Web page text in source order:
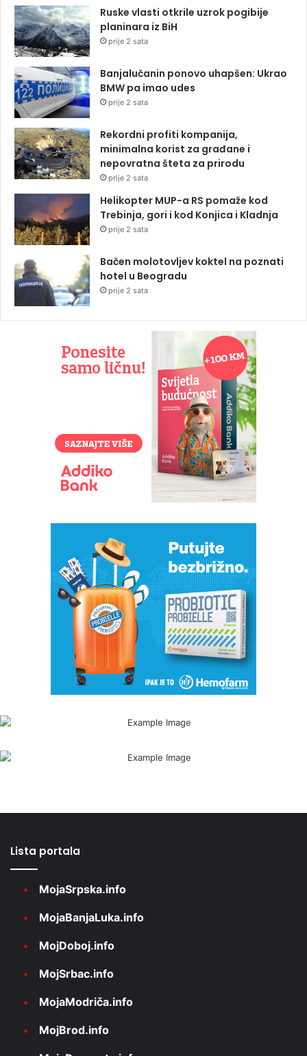
Ruske vlasti otkrile uzrok pogibije
planinara iz BiH
prije 2 sata
Banjalučanin ponovo uhapšen: Ukrao
BMW pa imao udes
prije 2 sata
Rekordni profiti kompanija,
minimalna korist za građane i
nepovratna šteta za prirodu
prije 2 sata
Helikopter MUP-a RS pomaže kod
Trebinja, gori i kod Konjica i Kladnja
prije 2 sata
Bačen molotovljev koktel na poznati
hotel u Beogradu
prije 2 sata
Lista portala
MojaSrpska.info
MojaBanjaLuka.info
MojDoboj.info
MojSrbac.info
MojaModriča.info
MojBrod.info